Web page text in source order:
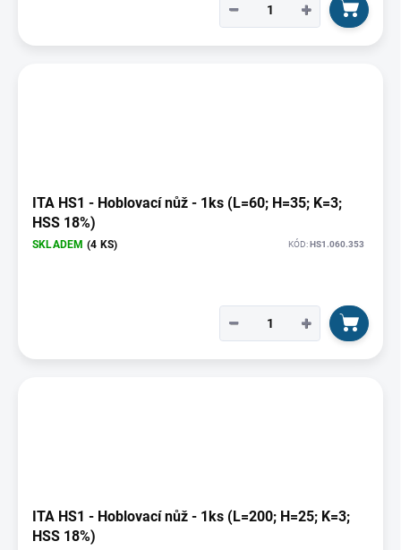
+
−
ITA HS1 - Hoblovací nůž - 1ks (L=60; H=35; K=3;
HSS 18%)
SKLADEM (4 KS) KÓD:HS1.060.353
+
−
ITA HS1 - Hoblovací nůž - 1ks (L=200; H=25; K=3;
HSS 18%)